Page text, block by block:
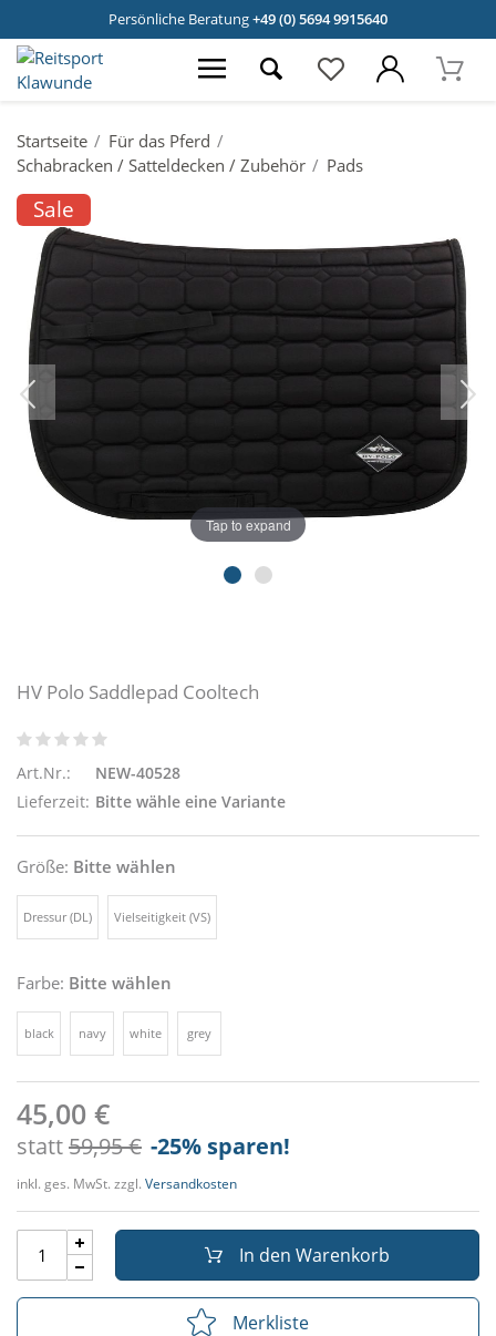
Persönliche Beratung+49 (0) 5694 9915640
Startseite
Für das Pferd
Schabracken / Satteldecken / Zubehör
Pads
Sale
Tap to expand
HV Polo Saddlepad Cooltech
Art.Nr.:
NEW-40528
Lieferzeit: Bitte wähle eine Variante
Größe: Bitte wählen
Dressur (DL) Vielseitigkeit (VS)
Farbe: Bitte wählen
black navy white grey
45,00 €
statt59,95 € -25% sparen!
inkl. ges. MwSt. zzgl. Versandkosten
In den Warenkorb
Merkliste